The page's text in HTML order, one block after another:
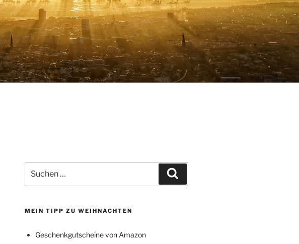
nach:
MEIN TIPP ZU WEIHNACHTEN
Geschenkgutscheine von Amazon